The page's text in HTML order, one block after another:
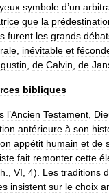
yeux symbole d’un
que la
furent les grands
inévitable et
de Calvin de
bibliques
l’Ancien Testament
antérieure à son
appétit humain et de
fait remonter cette
VI 4). Les traditions
insistent sur le choix